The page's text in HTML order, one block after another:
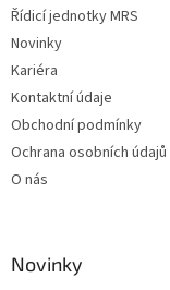
Řídicí jednotky MRS
Novinky
Kariéra
Kontaktní údaje
Obchodní podmínky
Ochrana osobních údajů
O nás
Novinky